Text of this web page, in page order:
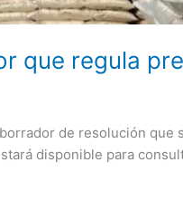
que regula
de resolución
disponible para